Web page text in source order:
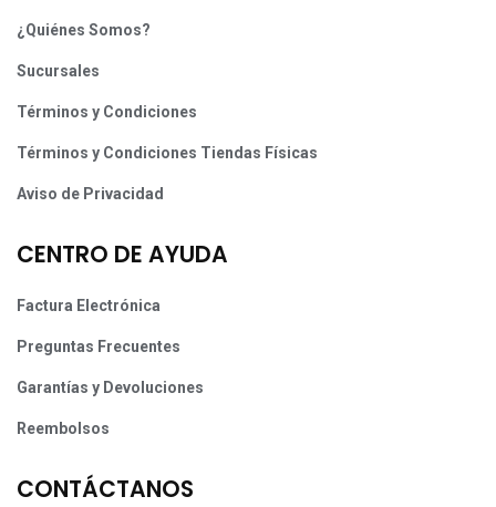
¿Quiénes Somos?
Sucursales
Términos y Condiciones
Términos y Condiciones Tiendas Físicas
Aviso de Privacidad
CENTRO DE AYUDA
Factura Electrónica
Preguntas Frecuentes
Garantías y Devoluciones
Reembolsos
CONTÁCTANOS